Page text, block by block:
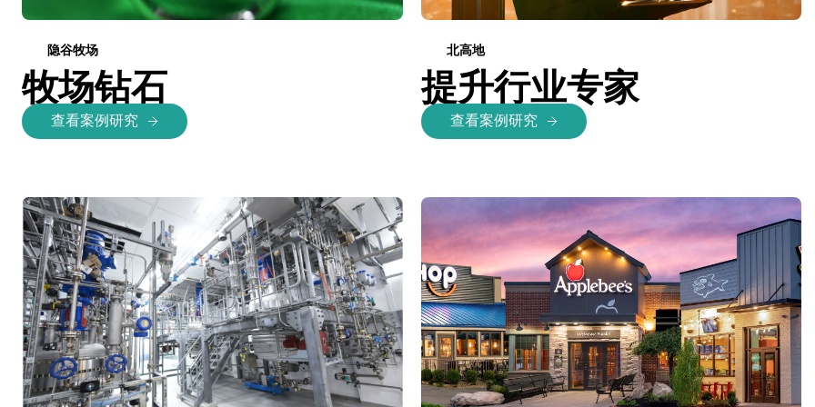
隐谷牧场
牧场钻石
查看案例研究
北高地
提升行业专家
查看案例研究